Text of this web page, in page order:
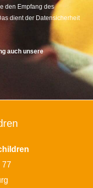
den Empfang des
dient der Datensicherheit
auch unsere
77